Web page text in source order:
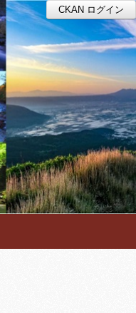
CKAN ログイン